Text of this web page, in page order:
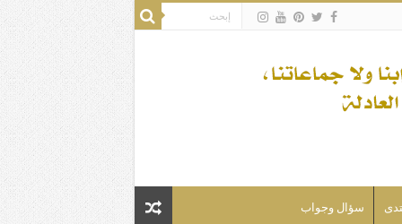
سؤال وجواب